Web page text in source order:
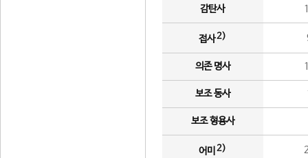
감탄사
접사2)
의존 명사
보조 동사
보조 형용사
어미 2)